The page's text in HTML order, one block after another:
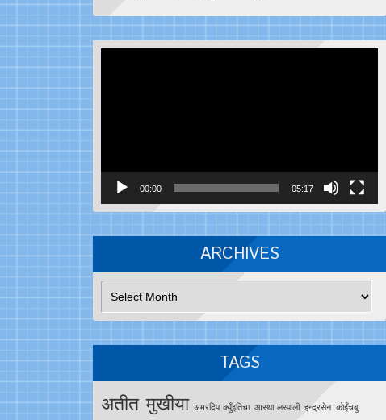
00:00 05:17
ARCHIVES
Archives
TAGS
अतीत मुखीया अमरदिप क्युँइतिचा आस्था लस्पाली इन्द्रसेन काेइँचबु